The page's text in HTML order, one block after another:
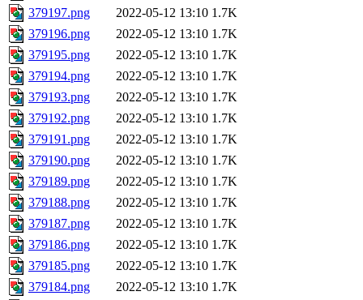
379197.png
2022-05-12 13:10 1.7K
379196.png
2022-05-12 13:10 1.7K
379195.png
2022-05-12 13:10 1.7K
379194.png
2022-05-12 13:10 1.7K
379193.png
2022-05-12 13:10 1.7K
379192.png
2022-05-12 13:10 1.7K
379191.png
2022-05-12 13:10 1.7K
379190.png
2022-05-12 13:10 1.7K
379189.png
2022-05-12 13:10 1.7K
379188.png
2022-05-12 13:10 1.7K
379187.png
2022-05-12 13:10 1.7K
379186.png
2022-05-12 13:10 1.7K
379185.png
2022-05-12 13:10 1.7K
379184.png
2022-05-12 13:10 1.7K